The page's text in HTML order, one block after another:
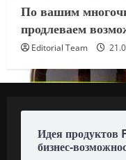
По вашим
продлеваем
Editorial Team
Идея
бизнес-